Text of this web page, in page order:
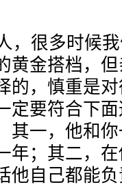
很多时候
黄金搭档，
的，慎重是
定要符合下
其一，他和
年；其二，
他自己都能